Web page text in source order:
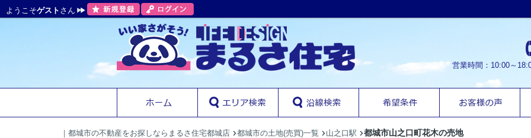
ようこそゲスト さん
営業時間：10:00～
｜都城市の不動産をお探しならまるさ住宅都城店 都城市の土地(売買)一覧 山之口駅 都城市山之口町花木の売地